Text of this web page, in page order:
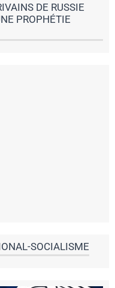
DE RUSSIE
PROPHÉTIE
SOCIALISME